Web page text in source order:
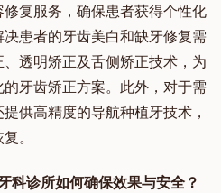
修复服务，确保患者获得个性化
患者的牙齿美白和缺牙修复需
透明矫正及舌侧矫正技术，为
牙齿矫正方案。此外，对于需
供高精度的导航种植牙技术，
。
科诊所如何确保效果与安全？